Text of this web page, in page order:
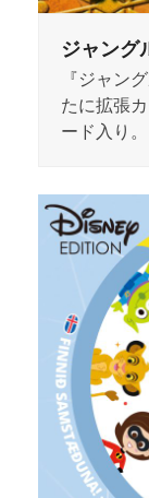
ジャング
『ジャン
たに拡張
ード入り。